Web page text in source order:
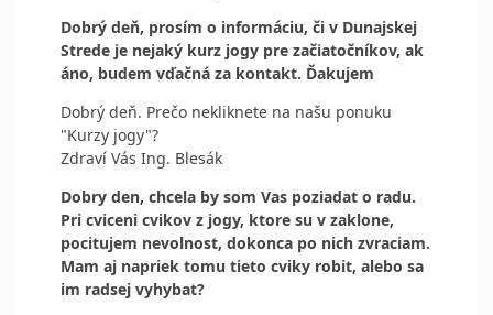
Dobrý deň, prosím o informáciu, či v Dunajskej
Strede je nejaký kurz jogy pre začiatočníkov, ak
áno, budem vďačná za kontakt. Ďakujem
Dobrý deň. Prečo nekliknete na našu ponuku
"Kurzy jogy"?
Zdraví Vás Ing. Blesák
Dobry den, chcela by som Vas poziadat o radu.
Pri cviceni cvikov z jogy, ktore su v zaklone,
pocitujem nevolnost, dokonca po nich zvraciam.
Mam aj napriek tomu tieto cviky robit, alebo sa
im radsej vyhybat?